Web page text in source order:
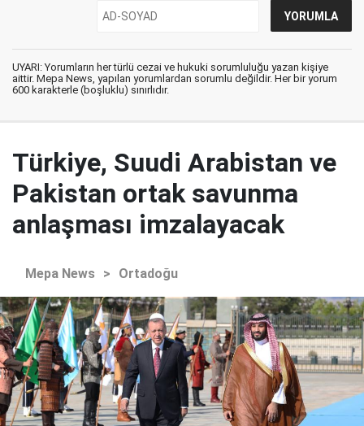
UYARI: Yorumların her türlü cezai ve hukuki sorumluluğu yazan kişiye
aittir. Mepa News, yapılan yorumlardan sorumlu değildir. Her bir yorum
600 karakterle (boşluklu) sınırlıdır.
Türkiye, Suudi Arabistan ve
Pakistan ortak savunma
anlaşması imzalayacak
Mepa News > Ortadoğu